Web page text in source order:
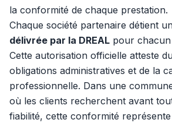
la conformité de chaque prestation.
Chaque société partenaire détient
délivrée par la DREAL pour chacun
Cette autorisation officielle atteste
obligations administratives et de la
professionnelle. Dans une
où les clients recherchent avant
fiabilité, cette conformité